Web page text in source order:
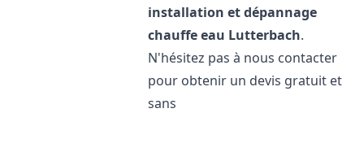
installation et dépannage
chauffe eau Lutterbach.
N'hésitez pas à nous contacter
pour obtenir un devis gratuit et
sans